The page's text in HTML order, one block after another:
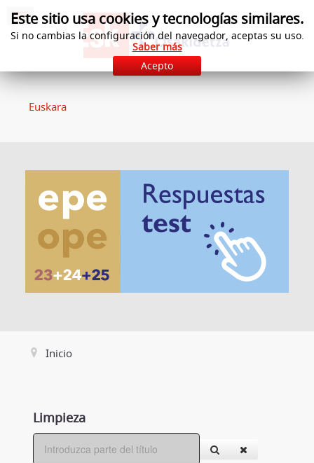
Euskara
Inicio
Limpieza
Este sitio usa cookies y tecnologías similares.
Si no cambias la configuración del navegador, aceptas su uso.
Saber más
Acepto